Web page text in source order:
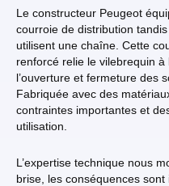
Le constructeur Peugeot
courroie de distribution
utilisent une chaîne. Cette
renforcé relie le vilebrequin à
l’ouverture et fermeture des
Fabriquée avec des
contraintes importantes et
utilisation.
L’expertise technique nous
brise, les conséquences